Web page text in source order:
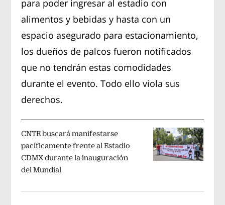
para poder ingresar al estadio con
alimentos y bebidas y hasta con un
espacio asegurado para estacionamiento,
los dueños de palcos fueron notificados
que no tendrán estas comodidades
durante el evento. Todo ello viola sus
derechos.
CNTE buscará manifestarse
pacíficamente frente al Estadio
CDMX durante la inauguración
del Mundial